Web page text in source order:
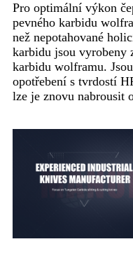
Pro optimální výkon
pevného karbidu
než nepotahované
karbidu jsou vyrobeny
karbidu wolframu.
opotřebení s tvrdostí
lze je znovu nabrousit